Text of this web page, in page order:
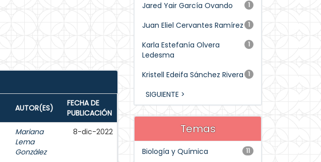
AUTOR(ES)
FECHA DE
PUBLICACIÓN
Mariana
Lema
González
8-dic-2022
1
Jared Yair García Ovando
1
Juan Eliel Cervantes Ramírez
1
Karla Estefanía Olvera
Ledesma
1
Kristell Edeifa Sánchez Rivera
SIGUIENTE >
Temas
11
Biología y Química